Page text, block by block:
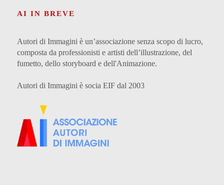
AI IN BREVE
Autori di Immagini è un’associazione senza scopo di lucro,
composta da professionisti e artisti dell’illustrazione, del
fumetto, dello storyboard e dell'Animazione.
Autori di Immagini è socia EIF dal 2003